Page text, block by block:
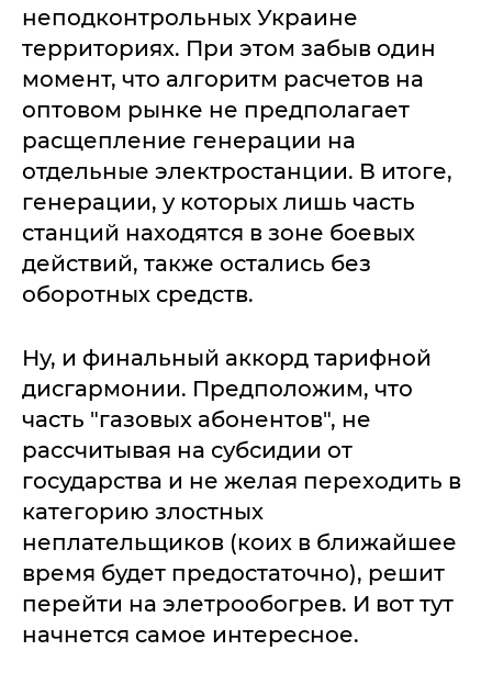
неподконтрольных Украине
территориях. При этом забыв один
момент, что алгоритм расчетов на
оптовом рынке не предполагает
расщепление генерации на
отдельные электростанции. В итоге,
генерации, у которых лишь часть
станций находятся в зоне боевых
действий, также остались без
оборотных средств.
Ну, и финальный аккорд тарифной
дисгармонии. Предположим, что
часть "газовых абонентов", не
рассчитывая на субсидии от
государства и не желая переходить в
категорию злостных
неплательщиков (коих в ближайшее
время будет предостаточно), решит
перейти на элетрообогрев. И вот тут
начнется самое интересное.